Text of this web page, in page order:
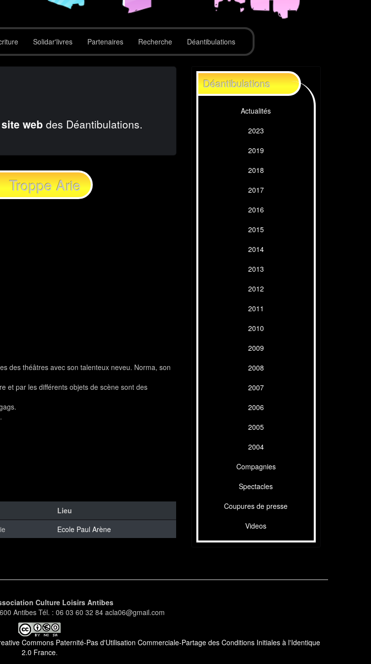
Solidar'livres Partenaires Recherche Déantibulations
web des Déantibulations.
Troppe Arie
des théâtres avec son talenteux neveu. Norma, son
et par les différents objets de scène sont des
Lieu
Ecole Paul Arène
Déantibulations
Actualités
2023
2019
2018
2017
2016
2015
2014
2013
2012
2011
2010
2009
2008
2007
2006
2005
2004
Compagnies
Spectacles
Coupures de presse
Videos
Culture Loisirs Antibes
Antibes Tél. : 06 03 60 32 84 acla06@gmail.com
Commons Paternité-Pas d'Utilisation Commerciale-Partage des Conditions Initiales à l'Identique
2.0 France.